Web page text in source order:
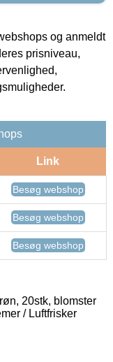
og anmeldt
prisniveau,
Link
Besøg webshop
Besøg webshop
Besøg webshop
20stk, blomster
/ Luftfrisker